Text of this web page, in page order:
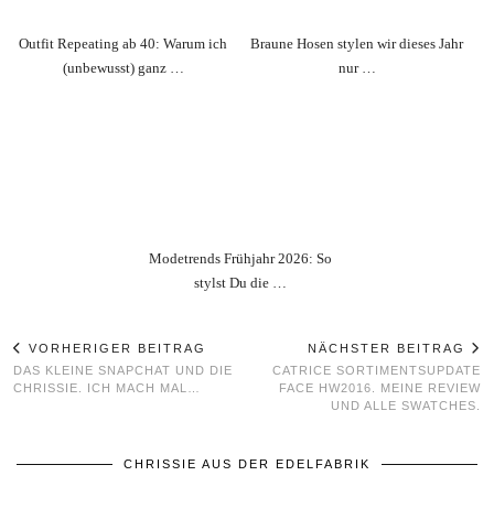
Outfit Repeating ab 40: Warum ich
(unbewusst) ganz …
Braune Hosen stylen wir dieses Jahr
nur …
Modetrends Frühjahr 2026: So
stylst Du die …
VORHERIGER BEITRAG
DAS KLEINE SNAPCHAT UND DIE
CHRISSIE. ICH MACH MAL…
NÄCHSTER BEITRAG
CATRICE SORTIMENTSUPDATE
FACE HW2016. MEINE REVIEW
UND ALLE SWATCHES.
CHRISSIE AUS DER EDELFABRIK